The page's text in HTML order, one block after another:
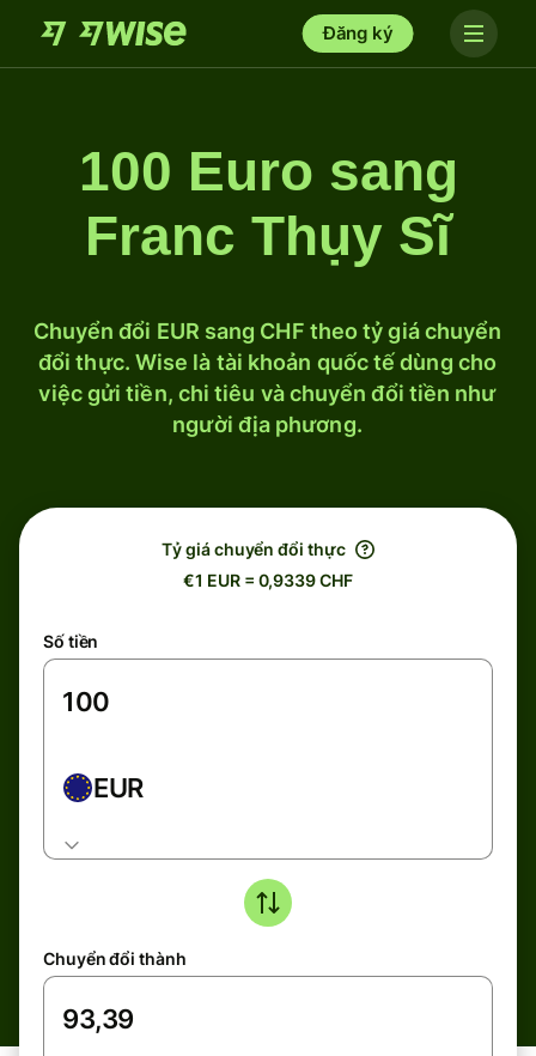
Đăng ký
100 Euro sang
Franc Thụy Sĩ
Chuyển đổi EUR sang CHF theo tỷ giá chuyển
đổi thực. Wise là tài khoản quốc tế dùng cho
việc gửi tiền, chi tiêu và chuyển đổi tiền như
người địa phương.
Tỷ giá chuyển đổi thực
€1 EUR = 0,9339 CHF
Số tiền
EUR
Chuyển đổi thành